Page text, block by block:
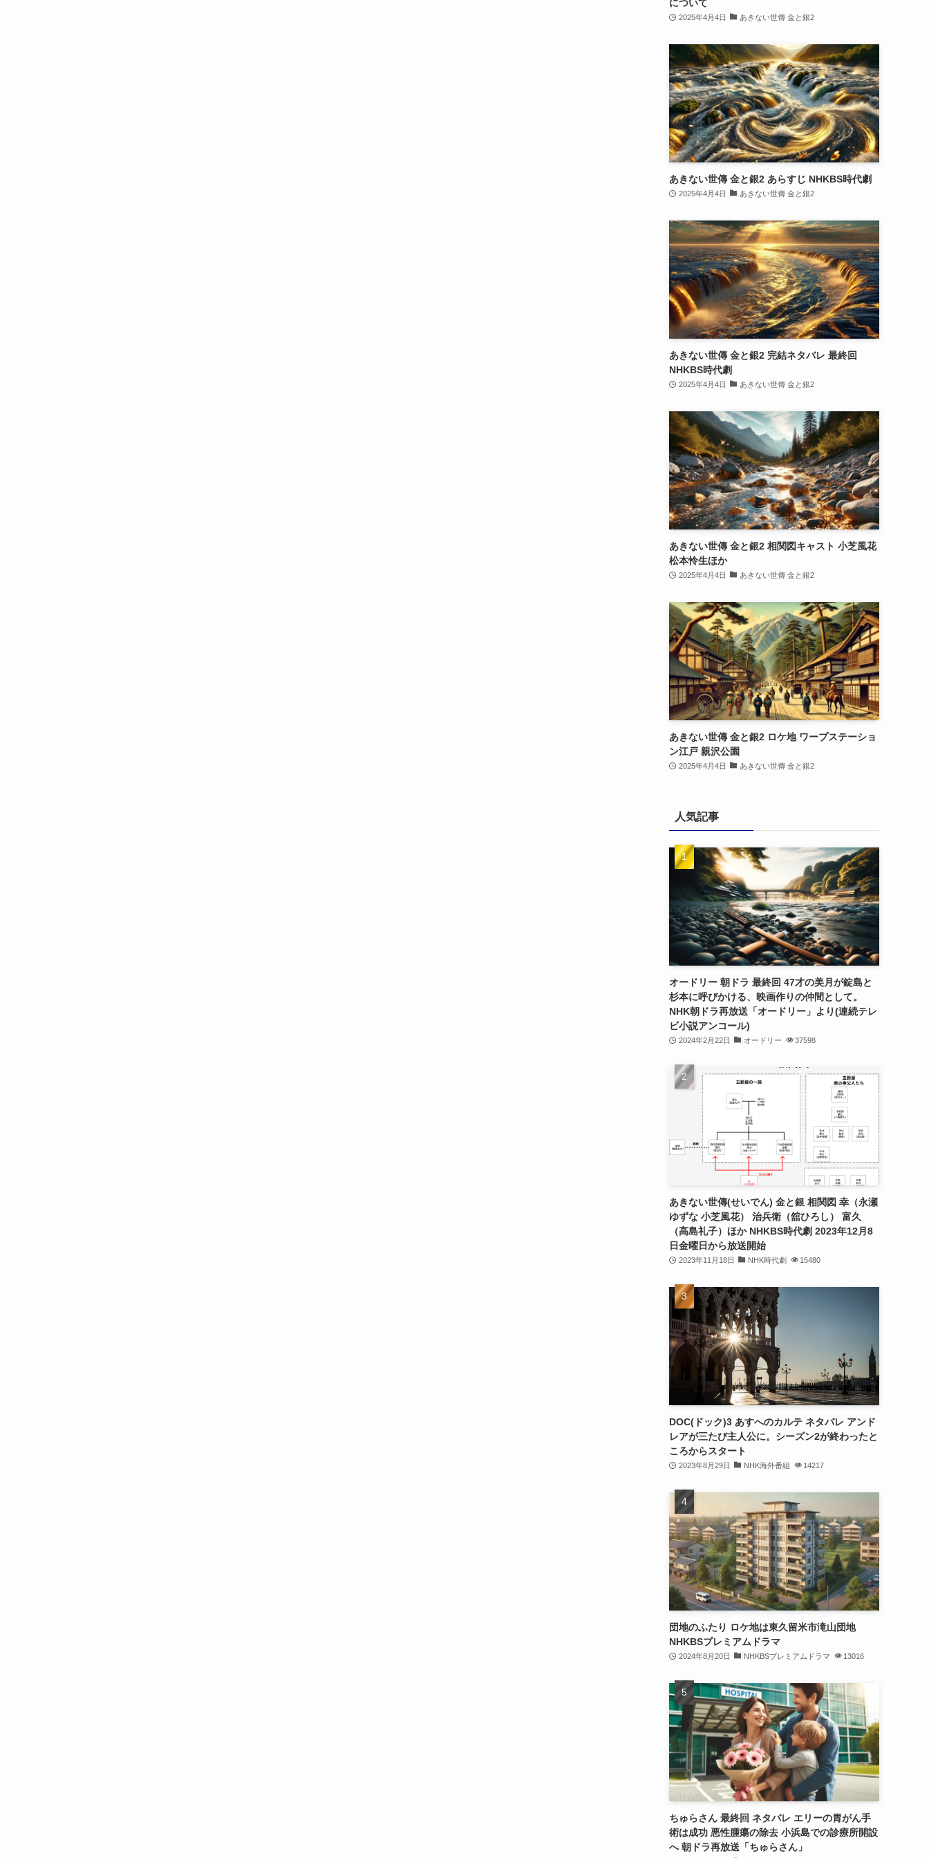
について
2025年4月4日 あきない世傳 金と銀2
あきない世傳 金と銀2 あらすじ NHKBS時代劇
2025年4月4日 あきない世傳 金と銀2
あきない世傳 金と銀2 完結ネタバレ 最終回
NHKBS時代劇
2025年4月4日 あきない世傳 金と銀2
あきない世傳 金と銀2 相関図キャスト 小芝風花
松本怜生ほか
2025年4月4日 あきない世傳 金と銀2
あきない世傳 金と銀2 ロケ地 ワープステーショ
ン江戸 親沢公園
2025年4月4日 あきない世傳 金と銀2
人気記事
オードリー 朝ドラ 最終回 47才の美月が錠島と
杉本に呼びかける、映画作りの仲間として。
NHK朝ドラ再放送「オードリー」より(連続テレ
ビ小説アンコール)
2024年2月22日 オードリー 37598
あきない世傳(せいでん) 金と銀 相関図 幸（永瀬
ゆずな 小芝風花） 治兵衛（舘ひろし） 富久
（高島礼子）ほか NHKBS時代劇 2023年12月8
日金曜日から放送開始
2023年11月18日 NHK時代劇 15480
DOC(ドック)3 あすへのカルテ ネタバレ アンド
レアが三たび主人公に。シーズン2が終わったと
ころからスタート
2023年8月29日 NHK海外番組 14217
団地のふたり ロケ地は東久留米市滝山団地
NHKBSプレミアムドラマ
2024年8月20日 NHKBSプレミアムドラマ 13016
ちゅらさん 最終回 ネタバレ エリーの胃がん手
術は成功 悪性腫瘍の除去 小浜島での診療所開設
へ 朝ドラ再放送「ちゅらさん」